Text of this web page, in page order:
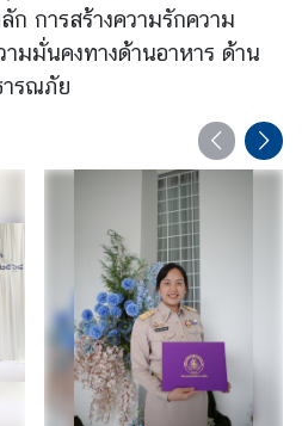
ก การสร้างความรักความ
มมั่นคงทางด้านอาหาร ด้าน
ารณภัย